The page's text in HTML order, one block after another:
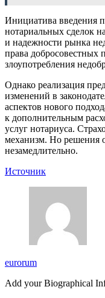
Инициатива введения
нотариальных сделок
и надежности рынка
права добросовестных
злоупотребления
Однако реализация
изменений в
аспектов нового
к дополнительным
услуг нотариуса.
механизм. Но решения
незамедлительно.
Источник
eurorum
Add your Biographical